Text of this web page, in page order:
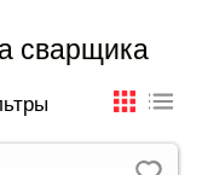
сварщика